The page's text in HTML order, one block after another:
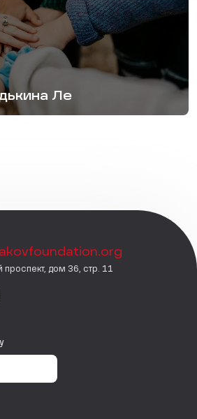
Ле
проспект, дом 36, стр. 11